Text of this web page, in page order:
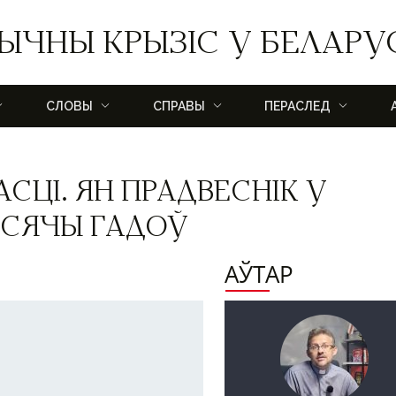
КРЫЗІС У
СЛОВЫ СПРАВЫ ПЕРАСЛЕД
ЯН ПРАДВЕСНІК У
ГАДОЎ
АЎТАР